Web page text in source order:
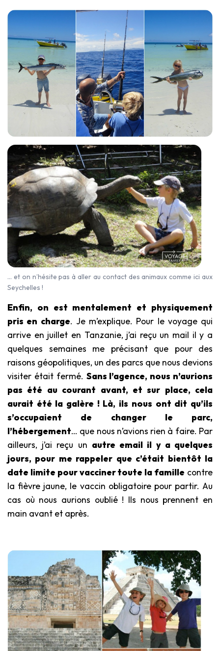
… et on n’hésite pas à aller au contact des animaux comme ici aux
Seychelles !
Enfin, on est mentalement et physiquement
pris en charge. Je m’explique. Pour le voyage qui
arrive en juillet en Tanzanie, j’ai reçu un mail il y a
quelques semaines me précisant que pour des
raisons géopolitiques, un des parcs que nous devions
visiter était fermé. Sans l’agence, nous n’aurions
pas été au courant avant, et sur place, cela
aurait été la galère ! Là, ils nous ont dit qu’ils
s’occupaient de changer le parc,
l’hébergement… que nous n’avions rien à faire. Par
ailleurs, j’ai reçu un autre email il y a quelques
jours, pour me rappeler que c’était bientôt la
date limite pour vacciner toute la famille contre
la fièvre jaune, le vaccin obligatoire pour partir. Au
cas où nous aurions oublié ! Ils nous prennent en
main avant et après.